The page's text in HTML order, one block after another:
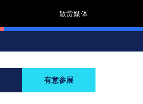
散货媒体
有意参展